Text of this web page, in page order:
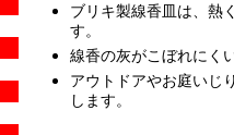
ブリキ製線香皿は、熱
す。
線香の灰がこぼれにく
アウトドアやお庭いじ
します。